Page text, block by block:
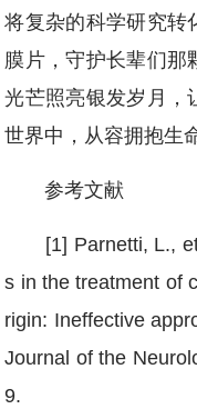
将复杂的科学研究转
膜片，守护长辈们那
光芒照亮银发岁月，
世界中，从容拥抱生
参考文献
[1] Parnetti, L., et
s in the treatment of
rigin: Ineffective
Journal of the
9.